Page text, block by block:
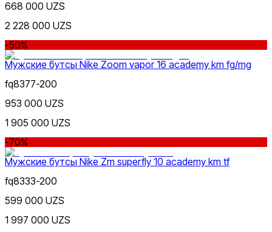
668 000 UZS
2 228 000 UZS
-50%
Мужские бутсы Nike Zoom vapor 16 academy km fg/mg
fq8377-200
953 000 UZS
1 905 000 UZS
-70%
Мужские бутсы Nike Zm superfly 10 academy km tf
fq8333-200
599 000 UZS
1 997 000 UZS